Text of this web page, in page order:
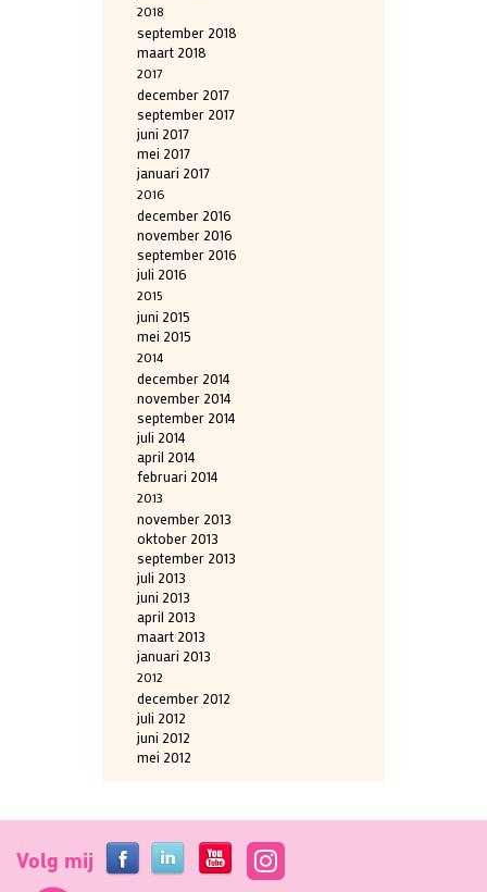
2018
september 2018
maart 2018
2017
december 2017
september 2017
juni 2017
mei 2017
januari 2017
2016
december 2016
november 2016
september 2016
juli 2016
2015
juni 2015
mei 2015
2014
december 2014
november 2014
september 2014
juli 2014
april 2014
februari 2014
2013
november 2013
oktober 2013
september 2013
juli 2013
juni 2013
april 2013
maart 2013
januari 2013
2012
december 2012
juli 2012
juni 2012
mei 2012
Volg mij